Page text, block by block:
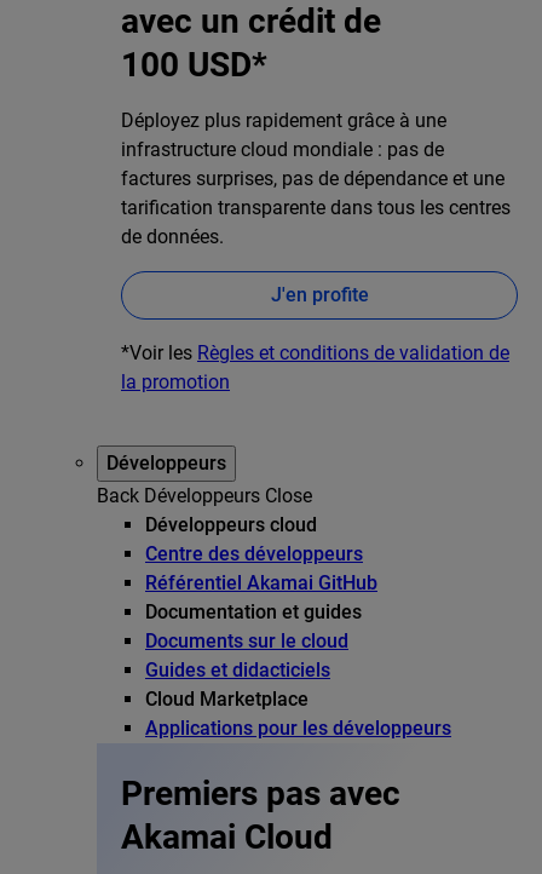
avec un crédit de
100 USD*
Déployez plus rapidement grâce à une
infrastructure cloud mondiale : pas de
factures surprises, pas de dépendance et une
tarification transparente dans tous les centres
de données.
J'en profite
*Voir les Règles et conditions de validation de
la promotion
Développeurs
Back Développeurs Close
Développeurs cloud
Centre des développeurs
Référentiel Akamai GitHub
Documentation et guides
Documents sur le cloud
Guides et didacticiels
Cloud Marketplace
Applications pour les développeurs
Premiers pas avec
Akamai Cloud